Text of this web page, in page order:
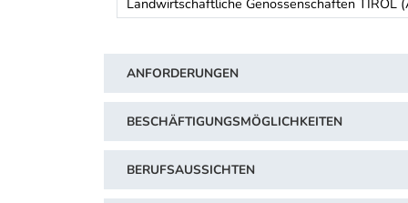
ANFORDERUNGEN
BESCHÄFTIGUNGSMÖGLICHKEITEN
BERUFSAUSSICHTEN